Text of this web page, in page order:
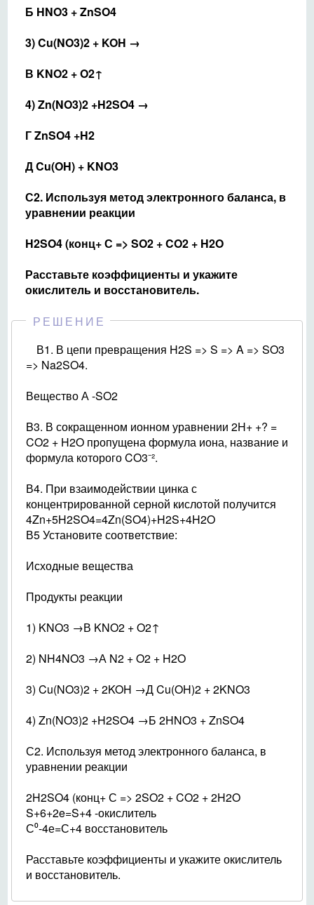
Б HNO3 + ZnSO4
3) Cu(NO3)2 + KOH →
В KNO2 + O2↑
4) Zn(NO3)2 +H2SO4 →
Г ZnSO4 +H2
Д Cu(OH) + KNO3
С2. Используя метод электронного баланса, в
уравнении реакции
H2SO4 (конц+ С => SO2 + CO2 + H2O
Расставьте коэффициенты и укажите
окислитель и восстановитель.
РЕШЕНИЕ
В1. В цепи превращения H2S => S => A => SO3
=> Na2SO4.
Вещество А -SO2
B3. В сокращенном ионном уравнении 2H+ +? =
CO2­ + H2O пропущена формула иона, название и
формула которого CO3⁻².
В4. При взаимодействии цинка с
концентрированной серной кислотой получится
4Zn+5H2SO4=4Zn(SO4)+H2S+4H2O
В5 Установите соответствие:
Исходные вещества
Продукты реакции
1) KNO3 →В KNO2 + O2↑
2) NH4NO3 →А N2 + O2 + H2O
3) Cu(NO3)2 + 2KOH →Д Cu(OH)2 + 2KNO3
4) Zn(NO3)2 +H2SO4 →Б 2HNO3 + ZnSO4
С2. Используя метод электронного баланса, в
уравнении реакции
2H2SO4 (конц+ С => 2SO2 + CO2 + 2H2O
S+6+2e=S+4 -окислитель
С⁰-4е=С+4 восстановитель
Расставьте коэффициенты и укажите окислитель
и восстановитель.